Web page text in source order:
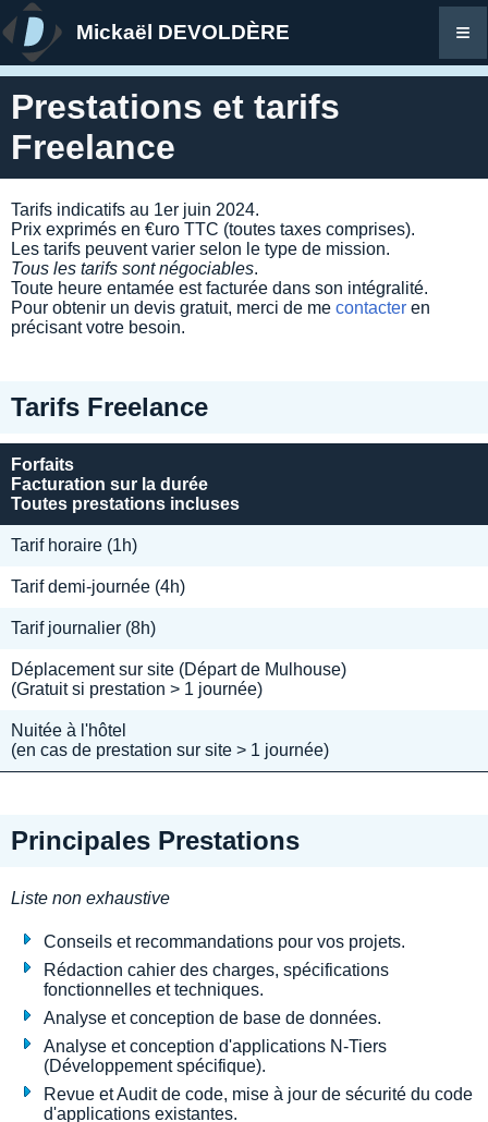
Mickaël DEVOLDÈRE ≡
Prestations et tarifs
Freelance
Tarifs indicatifs au 1er juin 2024.
Prix exprimés en €uro TTC (toutes taxes comprises).
Les tarifs peuvent varier selon le type de mission.
Tous les tarifs sont négociables.
Toute heure entamée est facturée dans son intégralité.
Pour obtenir un devis gratuit, merci de me contacter en
précisant votre besoin.
Tarifs Freelance
Forfaits
Facturation sur la durée
Toutes prestations incluses
Tarif horaire (1h)
Tarif demi-journée (4h)
Tarif journalier (8h)
Déplacement sur site (Départ de Mulhouse)
(Gratuit si prestation > 1 journée)
Nuitée à l'hôtel
(en cas de prestation sur site > 1 journée)
Principales Prestations
Liste non exhaustive
Conseils et recommandations pour vos projets.
Rédaction cahier des charges, spécifications
fonctionnelles et techniques.
Analyse et conception de base de données.
Analyse et conception d'applications N-Tiers
(Développement spécifique).
Revue et Audit de code, mise à jour de sécurité du code
d'applications existantes.